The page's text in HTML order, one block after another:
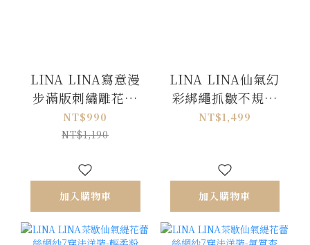
LINA LINA寫意漫
步滿版刺繡雕花網
紗洋裝-奶油杏
NT$990
NT$1,190
加入購物車
LINA LINA仙氣幻
彩綁繩抓皺不規則
洋裝-迷人紫
NT$1,499
加入購物車